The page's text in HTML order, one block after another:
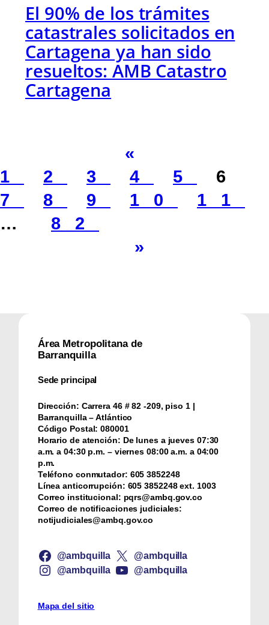
El 90% de los trámites
catastrales solicitados en
Cartagena ya han sido
resueltos: AMB Catastro
Cartagena
«
1
2 3 4 5
6
7
8 9 10
11
…
82
»
Área Metropolitana de
Barranquilla
Sede principal
Dirección: Carrera 46 # 82 -209, piso 1 |
Barranquilla – Atlántico
Código Postal: 080001
Horario de atención: De lunes a jueves 07:30
a.m. a 04:30 p.m. – viernes 08:00 a.m. a 04:00
p.m.
Teléfono conmutador: ‪605 3852248
Línea anticorrupción: ‪605 3852248 ext. 1003
Correo institucional: pqrs@ambq.gov.co
Correo de notificaciones judiciales:
notijudiciales@ambq.gov.co
@ambquilla
@ambquilla
@ambquilla
@ambquilla
Mapa del sitio